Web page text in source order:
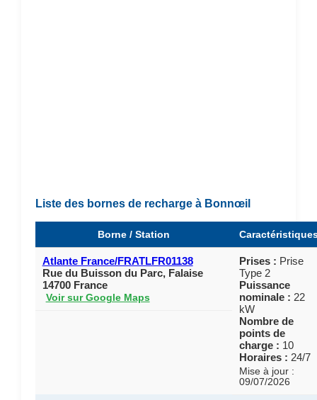
Liste des bornes de recharge à Bonnœil
Borne / Station
Atlante France/FRATLFR01138
Rue du Buisson du Parc, Falaise
14700 France
Voir sur Google Maps
Prises : Prise
Type 2
Puissance
nominale : 22
kW
Nombre de
points de
charge : 10
Horaires : 24/7
Mise à jour :
09/07/2026